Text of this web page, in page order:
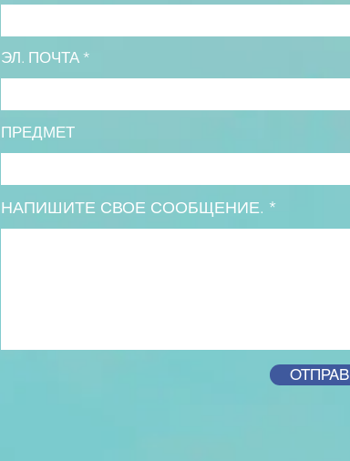
ЭЛ. ПОЧТА
ПРЕДМЕТ
НАПИШИТЕ СВОЕ СООБЩЕНИЕ.